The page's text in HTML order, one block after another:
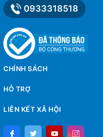
0933318518
CHÍNH SÁCH
HỖ TRỢ
LIÊN KẾT XÃ HỘI